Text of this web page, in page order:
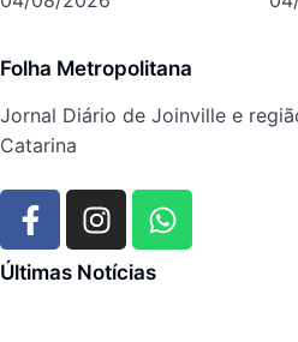
SUS
Folha Metropolitana
Jornal Diário de Joinville e
Catarina
Últimas Notícias